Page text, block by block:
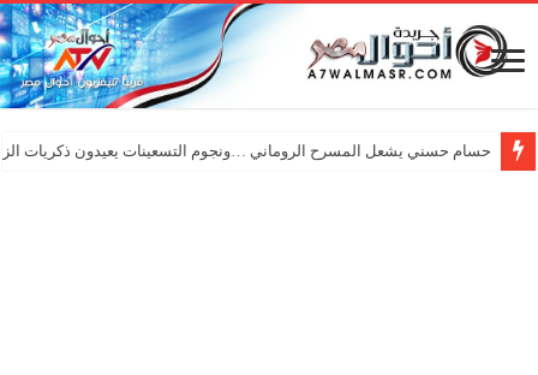
حسام حسني يشعل المسرح الروماني …ونجوم التسعينات يعيدون ذكريات